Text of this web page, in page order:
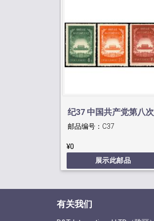
纪37 中国共产党第八次
全国代表大会
邮品编号： C37
¥0
展示此邮品
有关我们